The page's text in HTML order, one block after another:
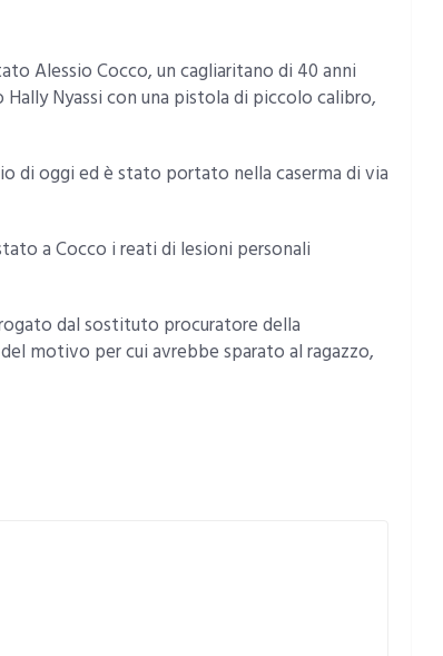
Alessio Cocco, un cagliaritano di 40 anni
Nyassi con una pistola di piccolo calibro,
di oggi ed è stato portato nella caserma di via
a Cocco i reati di lesioni personali
dal sostituto procuratore della
motivo per cui avrebbe sparato al ragazzo,